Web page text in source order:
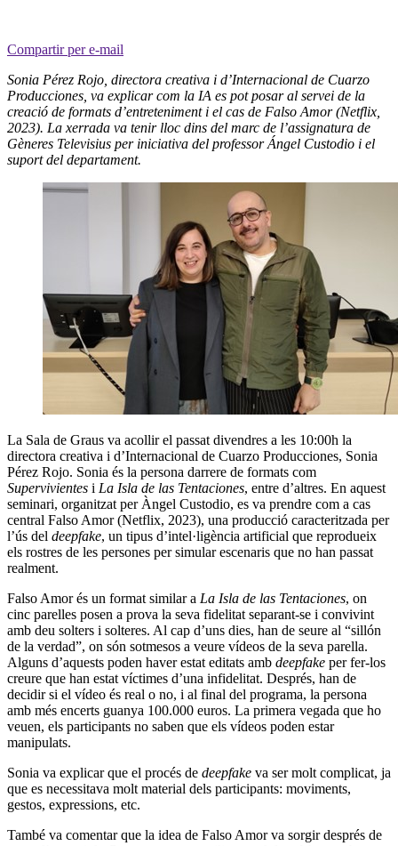
Compartir per e-mail
Sonia Pérez Rojo, directora creativa i d’Internacional de Cuarzo
Producciones, va explicar com la IA es pot posar al servei de la
creació de formats d’entreteniment i el cas de Falso Amor (Netflix,
2023). La xerrada va tenir lloc dins del marc de l’assignatura de
Gèneres Televisius per iniciativa del professor Ángel Custodio i el
suport del departament.
La Sala de Graus va acollir el passat divendres a les 10:00h la
directora creativa i d’Internacional de Cuarzo Producciones, Sonia
Pérez Rojo. Sonia és la persona darrere de formats com
Supervivientes i La Isla de las Tentaciones, entre d’altres. En aquest
seminari, organitzat per Àngel Custodio, es va prendre com a cas
central Falso Amor (Netflix, 2023), una producció caracteritzada per
l’ús del deepfake, un tipus d’intel·ligència artificial que reprodueix
els rostres de les persones per simular escenaris que no han passat
realment.
Falso Amor és un format similar a La Isla de las Tentaciones, on
cinc parelles posen a prova la seva fidelitat separant-se i convivint
amb deu solters i solteres. Al cap d’uns dies, han de seure al “sillón
de la verdad”, on són sotmesos a veure vídeos de la seva parella.
Alguns d’aquests poden haver estat editats amb deepfake per fer-los
creure que han estat víctimes d’una infidelitat. Després, han de
decidir si el vídeo és real o no, i al final del programa, la persona
amb més encerts guanya 100.000 euros. La primera vegada que ho
veuen, els participants no saben que els vídeos poden estar
manipulats.
Sonia va explicar que el procés de deepfake va ser molt complicat, ja
que es necessitava molt material dels participants: moviments,
gestos, expressions, etc.
També va comentar que la idea de Falso Amor va sorgir després de